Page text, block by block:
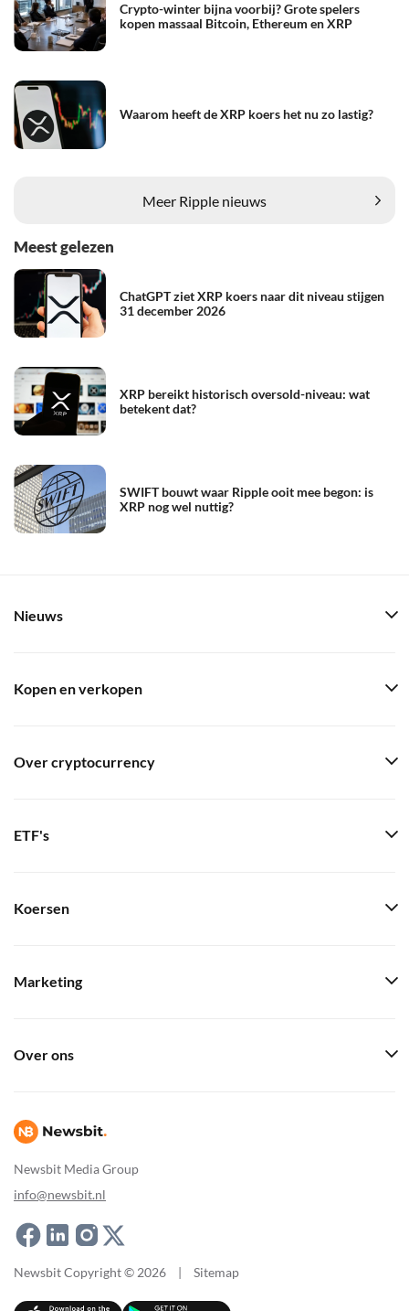
Crypto-winter bijna voorbij? Grote spelers
kopen massaal Bitcoin, Ethereum en XRP
Waarom heeft de XRP koers het nu zo lastig?
Meer Ripple nieuws
Meest gelezen
ChatGPT ziet XRP koers naar dit niveau stijgen
31 december 2026
XRP bereikt historisch oversold-niveau: wat
betekent dat?
SWIFT bouwt waar Ripple ooit mee begon: is
XRP nog wel nuttig?
Newsbit Media Group
info@newsbit.nl
Nieuws
Kopen en verkopen
Over cryptocurrency
ETF's
Koersen
Marketing
Over ons
Newsbit Copyright © 2026 | Sitemap